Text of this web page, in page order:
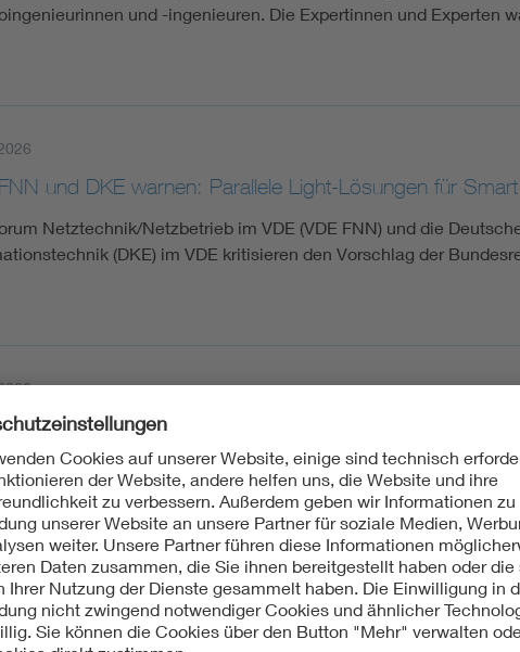
und -ingenieuren. Die Expertinnen und Experten
und DKE warnen: Parallele Light-Lösungen für
Netztechnik/Netzbetrieb im VDE (VDE FNN) und die
(DKE) im VDE kritisieren den Vorschlag der
Bürkle ist neuer Geschäftsführer des AI Quality &
vom VDE und dem Land Hessen gegründete AI Quality
geleitet.